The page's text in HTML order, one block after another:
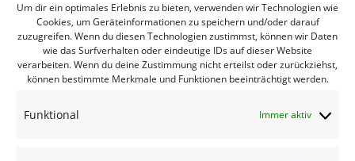
Um dir ein optimales Erlebnis zu bieten, verwenden wir Technologien wie
Cookies, um Geräteinformationen zu speichern und/oder darauf
zuzugreifen. Wenn du diesen Technologien zustimmst, können wir Daten
wie das Surfverhalten oder eindeutige IDs auf dieser Website
verarbeiten. Wenn du deine Zustimmung nicht erteilst oder zurückziehst,
können bestimmte Merkmale und Funktionen beeinträchtigt werden.
Funktional Immer aktiv
Bürgerbüro Coswig
Bürgerbüro Lommatzsch